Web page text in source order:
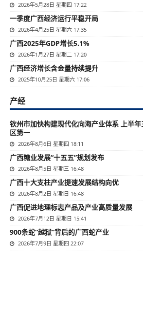
2026年5月28日 星期四 17:22
一季度广西经济运行平稳开局
2026年4月25日 星期六 17:35
广西2025年GDP增长5.1%
2026年1月27日 星期二 17:20
广西经济增长含金量持续提升
2025年10月25日 星期六 17:06
产经
钦州市加快构建现代化向海产业体系 上半
区第一
2026年8月6日 星期四 18:11
广西糖业发展“十五五”规划发布
2026年8月5日 星期三 16:48
广西十大支柱产业提速发展结构向优
2026年8月2日 星期日 16:48
广西促进地理标志产品及产业高质量发展
2026年7月12日 星期日 15:41
900条蛇“越狱”背后的广西蛇产业
2026年7月9日 星期四 22:07